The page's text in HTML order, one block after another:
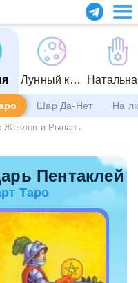
Лунный календарь
Шар Да-Нет На
Жезлов и Рыцарь
Пентаклей
Таро